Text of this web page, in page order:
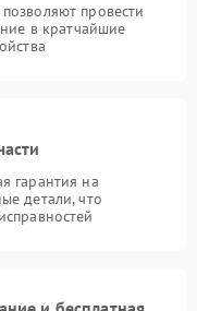
провести
в кратчайшие
гарантия на
детали, что